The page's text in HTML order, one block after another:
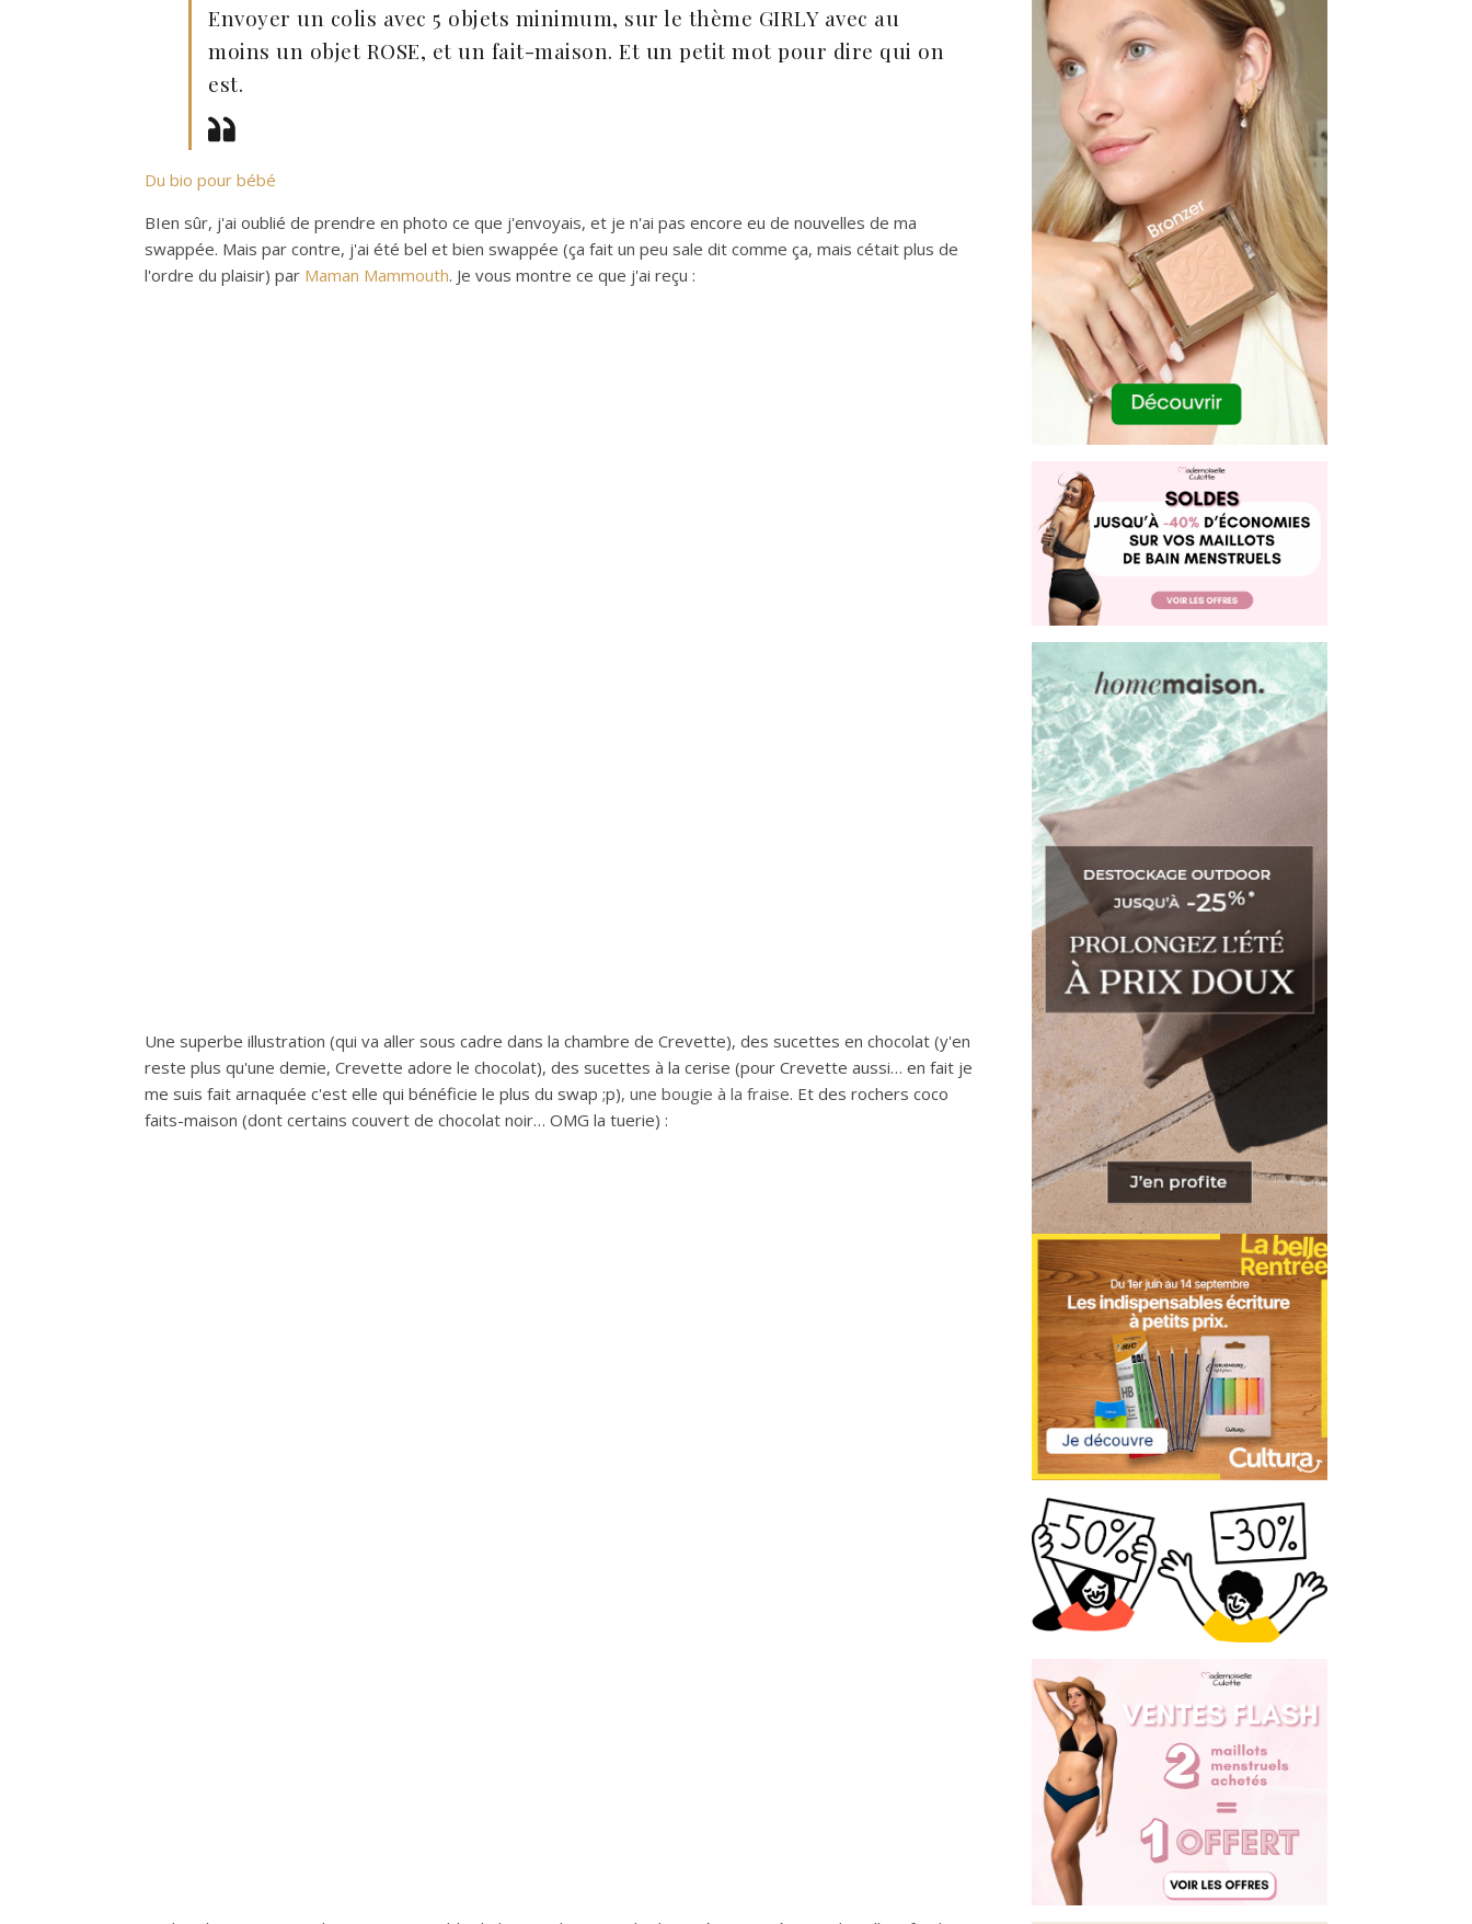
Envoyer un colis avec 5 objets minimum, sur le thème GIRLY avec au
moins un objet ROSE, et un fait-maison. Et un petit mot pour dire qui on
est.
Du bio pour bébé
BIen sûr, j'ai oublié de prendre en photo ce que j'envoyais, et je n'ai pas encore eu de nouvelles de ma
swappée. Mais par contre, j'ai été bel et bien swappée (ça fait un peu sale dit comme ça, mais cétait plus de
l'ordre du plaisir) par Maman Mammouth. Je vous montre ce que j'ai reçu :
Une superbe illustration (qui va aller sous cadre dans la chambre de Crevette), des sucettes en chocolat (y'en
reste plus qu'une demie, Crevette adore le chocolat), des sucettes à la cerise (pour Crevette aussi… en fait je
me suis fait arnaquée c'est elle qui bénéficie le plus du swap ;p), une bougie à la fraise. Et des rochers coco
faits-maison (dont certains couvert de chocolat noir… OMG la tuerie) :